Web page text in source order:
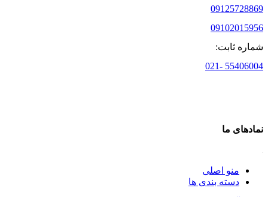
09125728869
09102015956
شماره ثابت:
55406004 -021
نمادهای ما
منو اصلی
دسته بندی ها